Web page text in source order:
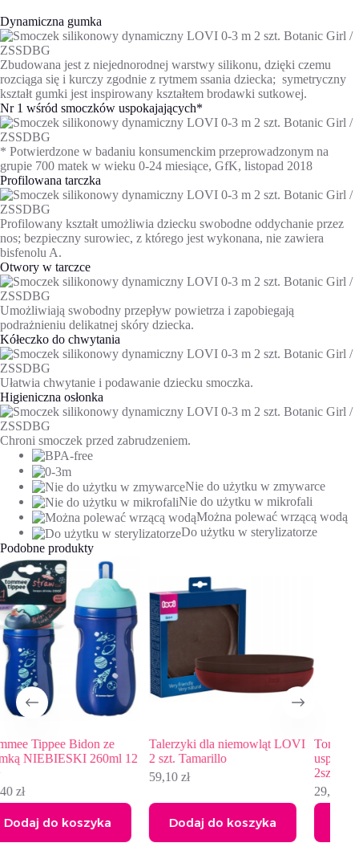
Dynamiczna gumka
Zbudowana jest z niejednorodnej warstwy silikonu, dzięki czemu
rozciąga się i kurczy zgodnie z rytmem ssania dziecka; symetryczny
kształt gumki jest inspirowany kształtem brodawki sutkowej.
Nr 1 wśród smoczków uspokajających*
* Potwierdzone w badaniu konsumenckim przeprowadzonym na
grupie 700 matek w wieku 0-24 miesiące, GfK, listopad 2018
Profilowana tarczka
Profilowany kształt umożliwia dziecku swobodne oddychanie przez
nos; bezpieczny surowiec, z którego jest wykonana, nie zawiera
bisfenolu A.
Otwory w tarczce
Umożliwiają swobodny przepływ powietrza i zapobiegają
podrażnieniu delikatnej skóry dziecka.
Kółeczko do chwytania
Ułatwia chwytanie i podawanie dziecku smoczka.
Higieniczna osłonka
Chroni smoczek przed zabrudzeniem.
Nie do użytku w zmywarce
Nie do użytku w mikrofali
Można polewać wrzącą wodą
Do użytku w sterylizatorze
Podobne produkty
Talerzyki dla niemowląt LOVI
2 szt. Tamarillo
Dodaj do koszyka
Tommee Tippee Smoczek
uspokajający Night time 6-18m
2szt RÓŻNE WZORY
Dodaj do koszyka